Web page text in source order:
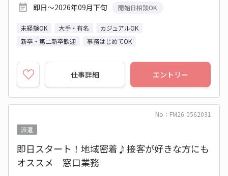
即日～2026年09月下旬 開始日相談OK
未経験OK 大手・有名
カジュアルOK
新卒・第二新卒歓迎
事務はじめてOK
仕事詳細 エントリー
No：FM26-0562031
派遣
即日スタート！地域密着♪接客が好きな方にも
オススメ 窓口業務